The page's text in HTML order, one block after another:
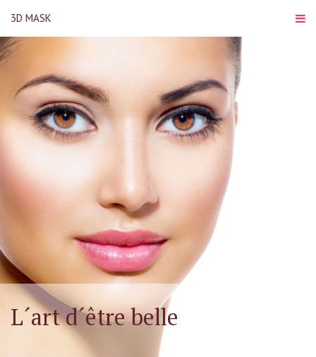
3D MASK
PAGE D´ACCUEIL
PRODUIT
INGRÉDIENTS
MODE D´USAGE
CONTACT
LANGUES
english
L´art d´être belle